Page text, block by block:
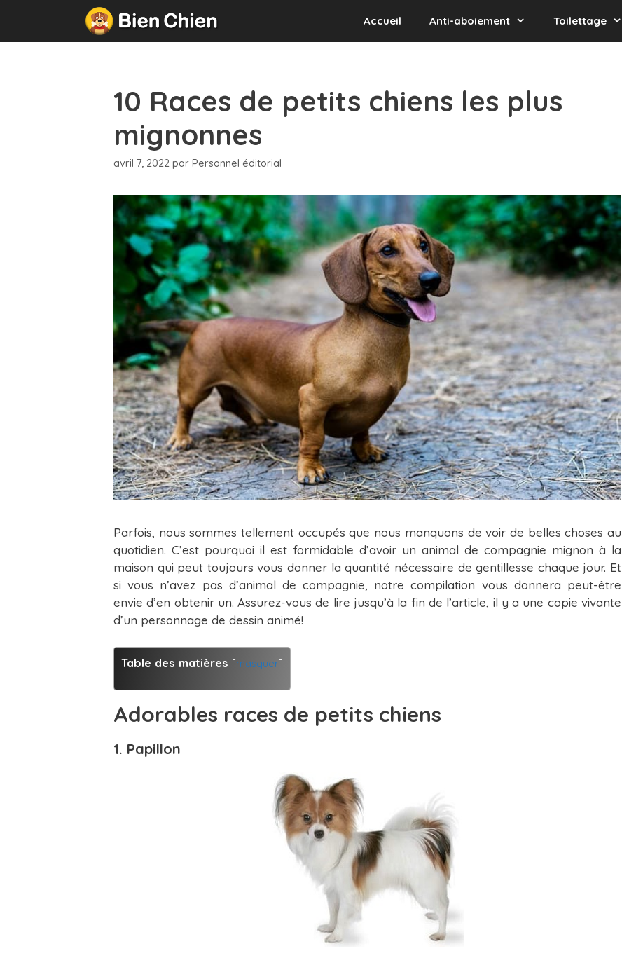
contenu
Accueil Anti-aboiement Toilettage
10 Races de petits chiens les plus
mignonnes
avril 7, 2022 par Personnel éditorial
Parfois, nous sommes tellement occupés que nous manquons de voir de belles choses au
quotidien. C’est pourquoi il est formidable d’avoir un animal de compagnie mignon à la
maison qui peut toujours vous donner la quantité nécessaire de gentillesse chaque jour. Et
si vous n’avez pas d’animal de compagnie, notre compilation vous donnera peut-être
envie d’en obtenir un. Assurez-vous de lire jusqu’à la fin de l’article, il y a une copie vivante
d’un personnage de dessin animé!
Table des matières [masquer]
Adorables races de petits chiens
1. Papillon